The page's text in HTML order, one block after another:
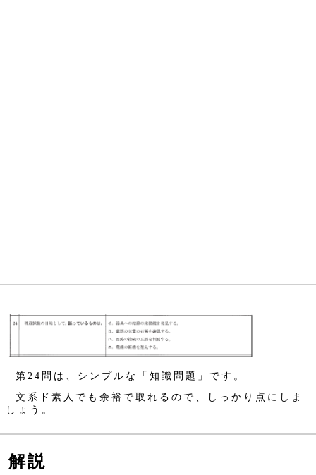
第24問は、シンプルな「知識問題」です。
文系ド素人でも余裕で取れるので、しっかり点にしま
しょう。
解説